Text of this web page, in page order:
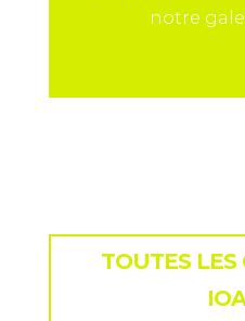
notre
TOUTES LES